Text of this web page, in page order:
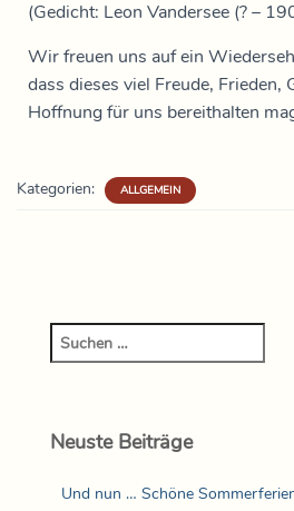
(Gedicht: Leon Vandersee (? –
Wir freuen uns auf ein
dass dieses viel Freude, Frieden,
Hoffnung für uns bereithalten
Kategorien: ALLGEMEIN
Neuste Beiträge
Und nun … Schöne